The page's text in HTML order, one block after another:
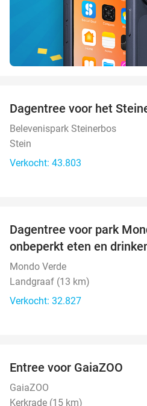
Dagentree voor het
Belevenispark Steinerbos
Stein
Verkocht: 43.803
Dagentree voor park
onbeperkt eten en
Mondo Verde
Landgraaf (13 km)
Verkocht: 32.827
Entree voor GaiaZOO
GaiaZOO
Kerkrade (15 km)